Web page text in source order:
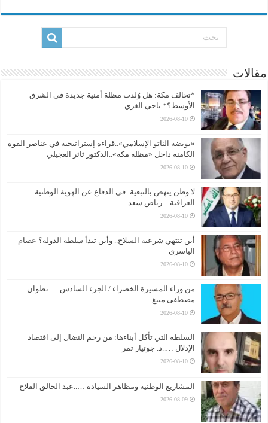
مقالات
*تحالف مكة: هل وُلدت مظلة أمنية جديدة في الشرق
الأوسط؟* ناجي الغزي
2026-08-10
«بويضة الناتو الإسلامي»..قراءة إستراتيجية في عناصر القوة
الكامنة داخل «مظلة مكة»..الدكتور ثائر العجيلي
2026-08-10
لا وطن ينهض بالتبعية: في الدفاع عن الهوية الوطنية
العراقية…رياض سعد
2026-08-10
أين تنتهي شرعية السلاح.. وأين تبدأ سلطة الدولة؟ عصام
الياسري
2026-08-10
من وراء المسيرة الخضراء / الجزء السادس…. تطوان :
مصطفى منيغ
2026-08-10
السلطة التي تأكل أبناءها: من رحم النضال إلى اقتصاد
الإذلال …..د. جوتيار تمر
2026-08-10
المشاريع الوطنية ومظاهر السيادة …..عبد الخالق الفلاح
2026-08-09